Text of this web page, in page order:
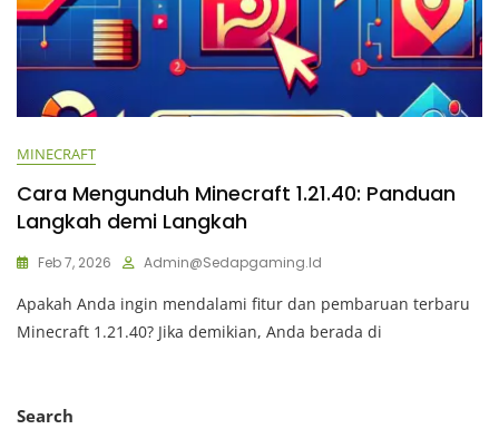
MINECRAFT
Cara Mengunduh Minecraft 1.21.40: Panduan
Langkah demi Langkah
Feb 7, 2026 Admin@sedapgaming.id
Apakah Anda ingin mendalami fitur dan pembaruan terbaru
Minecraft 1.21.40? Jika demikian, Anda berada di
Search